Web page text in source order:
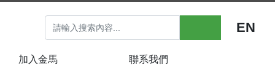
EN
加入金馬 聯系我們